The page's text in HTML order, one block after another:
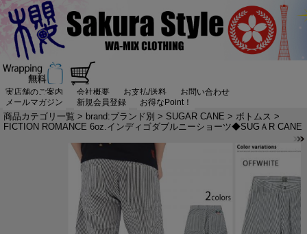
実店舗のご案内 会社概要 お支払/送料
お問い合わせ
メールマガジン
新規会員登録 お得なPoint！
商品カテゴリ一覧 > brand:ブランド別 > SUGAR CANE > ボトムス >
FICTION ROMANCE 6oz.インディゴダブルニーショーツ◆SUGＡR CANE